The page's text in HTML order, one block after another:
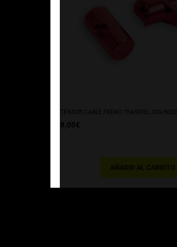
TENSOR CABLE FRENO TRASERO JOG/
8,00€